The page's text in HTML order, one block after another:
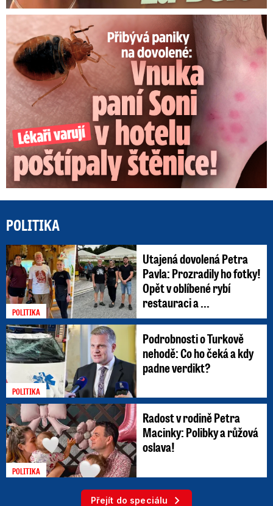
Panika na dovolené: Vnuka Soni v hotelu poštípaly štěnice!
POLITIKA
POLITIKA
Utajená dovolená Petra
Pavla: Prozradily ho fotky!
Opět v oblíbené rybí
restauraci a ...
POLITIKA
Podrobnosti o Turkově
nehodě: Co ho čeká a kdy
padne verdikt?
POLITIKA
Radost v rodině Petra
Macinky: Polibky a růžová
oslava!
Přejít do speciálu